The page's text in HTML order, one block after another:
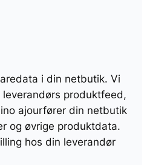
i din netbutik. Vi
produktfeed,
ajourfører din netbutik
og øvrige produktdata.
hos din leverandør